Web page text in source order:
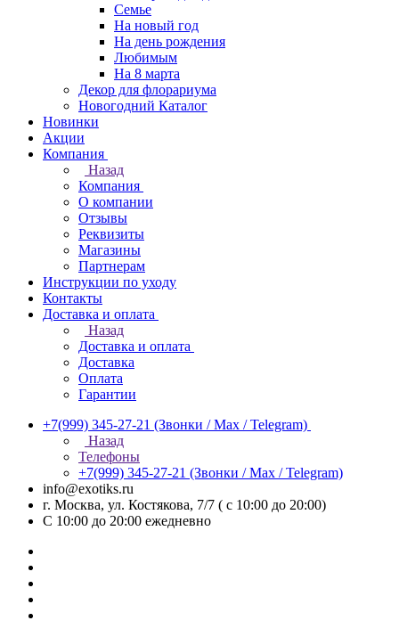
Семье
На новый год
На день рождения
Любимым
На 8 марта
Декор для флорариума
Новогодний Каталог
Новинки
Акции
Компания
Назад
Компания
О компании
Отзывы
Реквизиты
Магазины
Партнерам
Инструкции по уходу
Контакты
Доставка и оплата
Назад
Доставка и оплата
Доставка
Оплата
Гарантии
+7(999) 345-27-21 (Звонки / Max / Telegram)
Назад
Телефоны
+7(999) 345-27-21 (Звонки / Max / Telegram)
info@exotiks.ru
г. Москва, ул. Костякова, 7/7 ( с 10:00 до 20:00)
С 10:00 до 20:00 ежедневно